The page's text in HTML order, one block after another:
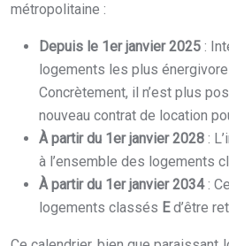
métropolitaine :
Depuis le 1er janvier 2025 :
logements les plus
Concrètement, il n’est plus
nouveau contrat de location
À partir du 1er janvier 2028 :
à l’ensemble des logements
À partir du 1er janvier 2034:
logements classés Ed’être